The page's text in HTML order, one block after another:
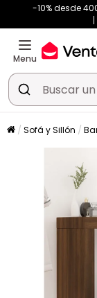
-10% desde
Menu
Sofá y Sillón